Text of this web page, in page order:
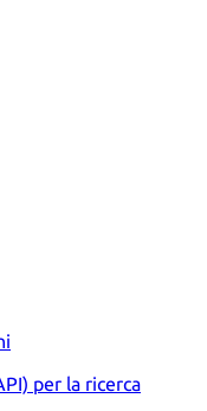
per la ricerca